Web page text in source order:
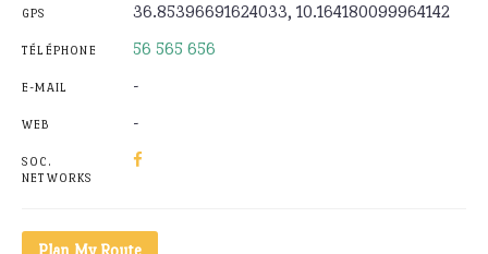
GPS 36.85396691624033, 10.164180099964142
TÉLÉPHONE 56 565 656
E-MAIL -
WEB -
SOC.
NETWORKS
Plan My Route